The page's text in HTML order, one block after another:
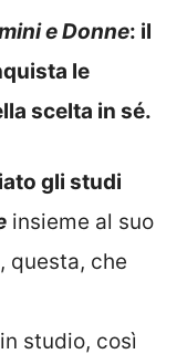
e Donne: il
le
scelta in sé.
gli studi
insieme al suo
questa, che
studio, così